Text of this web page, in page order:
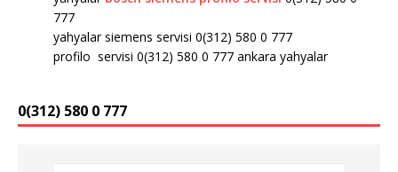
777
yahyalar siemens servisi 0(312) 580 0 777
profilo servisi 0(312) 580 0 777 ankara yahyalar
0(312) 580 0 777